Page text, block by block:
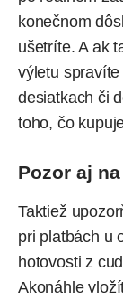
konečnom
ušetríte. A ak
výletu
desiatkach či
toho, čo
Pozor aj
Taktiež
pri platbách u
hotovosti z
Akonáhle